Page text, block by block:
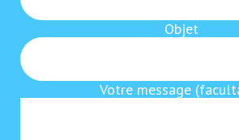
Objet
Votre message